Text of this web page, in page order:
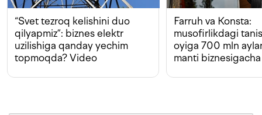
“Svet tezroq kelishini duo
qilyapmiz”: biznes elektr
uzilishiga qanday yechim
topmoqda? Video
Farruh va Konsta:
musofirlikdagi
oyiga 700 mln
manti biznesigacha